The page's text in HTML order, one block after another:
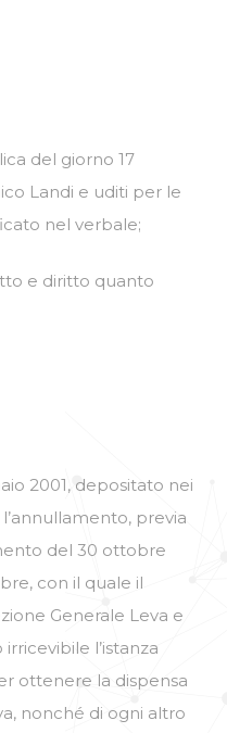
del giorno 17
Landi e uditi per le
nel verbale;
e diritto quanto
2001, depositato nei
previa
del 30 ottobre
con il quale il
Generale Leva e
l’istanza
ottenere la dispensa
nonché di ogni altro